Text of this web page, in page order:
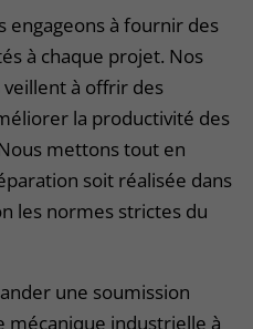
engageons à fournir des
à chaque projet. Nos
à offrir des
la productivité des
mettons tout en
soit réalisée dans
les normes strictes du
une soumission
mécanique industrielle à